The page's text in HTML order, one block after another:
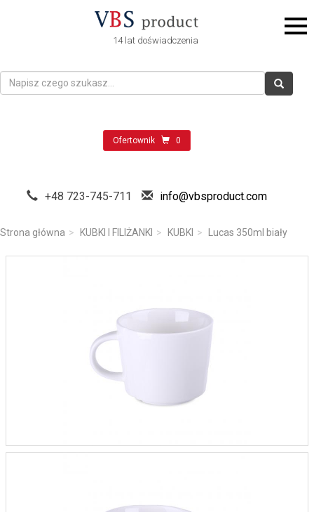
14 lat doświadczenia
Ofertownik 0
+48 723-745-711 info@vbsproduct.com
Strona główna KUBKI I FILIŻANKI KUBKI Lucas 350ml biały